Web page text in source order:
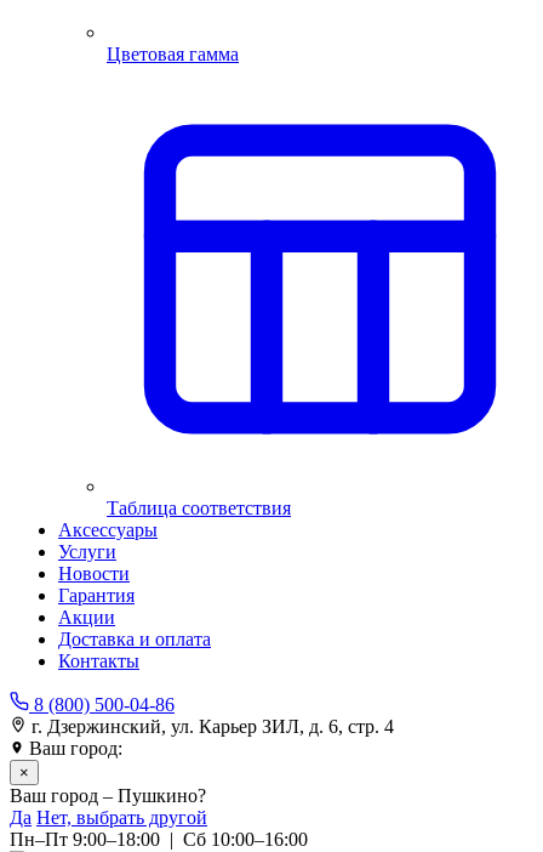
Цветовая гамма
Таблица соответствия
Аксессуары
Услуги
Новости
Гарантия
Акции
Доставка и оплата
Контакты
8 (800) 500-04-86
г. Дзержинский, ул. Карьер ЗИЛ, д. 6, стр. 4
Ваш город:
×
Ваш город – Пушкино?
Да Нет, выбрать другой
Пн–Пт 9:00–18:00 | Сб 10:00–16:00